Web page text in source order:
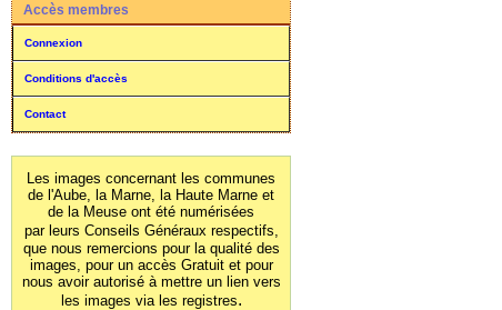
Accès membres
Connexion
Conditions d'accès
Contact
Les images concernant les communes
de l'Aube, la Marne, la Haute Marne et
de la Meuse ont été numérisées
par leurs Conseils Généraux respectifs,
que nous remercions pour la qualité des
images, pour un accès Gratuit et pour
nous avoir autorisé à mettre un lien vers
les images via les registres.